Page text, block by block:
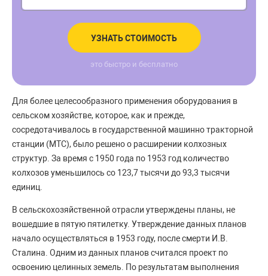
УЗНАТЬ СТОИМОСТЬ
это быстро и бесплатно
Для более целесообразного применения оборудования в
сельском хозяйстве, которое, как и прежде,
сосредотачивалось в государственной машинно тракторной
станции (МТС), было решено о расширении колхозных
структур. За время с 1950 года по 1953 год количество
колхозов уменьшилось со 123,7 тысячи до 93,3 тысячи
единиц.
В сельскохозяйственной отрасли утверждены планы, не
вошедшие в пятую пятилетку. Утверждение данных планов
начало осуществляться в 1953 году, после смерти И.В.
Сталина. Одним из данных планов считался проект по
освоению целинных земель. По результатам выполнения